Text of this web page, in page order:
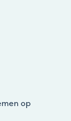
op